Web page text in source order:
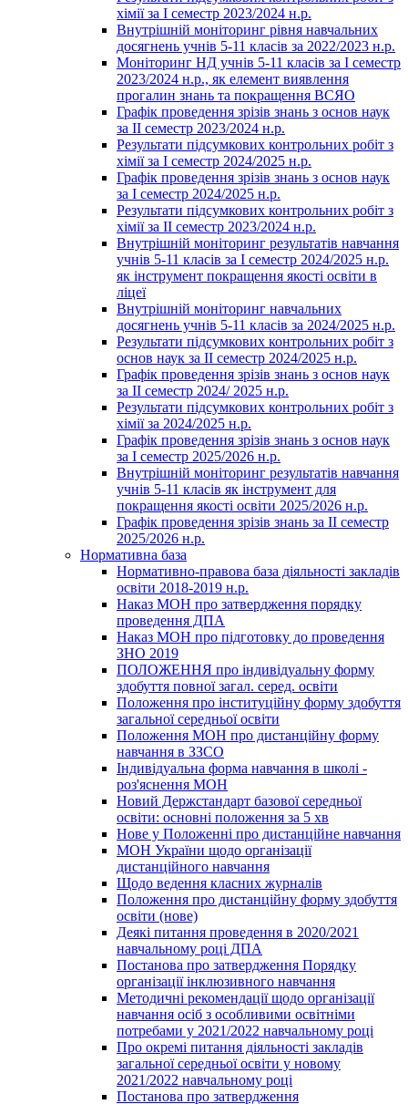
хімії за І семестр 2023/2024 н.р.
Внутрішній моніторинг рівня навчальних
досягнень учнів 5-11 класів за 2022/2023 н.р.
Моніторинг НД учнів 5-11 класів за І семестр
2023/2024 н.р., як елемент виявлення
прогалин знань та покращення ВСЯО
Графік проведення зрізів знань з основ наук
за ІІ семестр 2023/2024 н.р.
Результати підсумкових контрольних робіт з
хімії за І семестр 2024/2025 н.р.
Графік проведення зрізів знань з основ наук
за І семестр 2024/2025 н.р.
Результати підсумкових контрольних робіт з
хімії за ІІ семестр 2023/2024 н.р.
Внутрішній моніторинг результатів навчання
учнів 5-11 класів за І семестр 2024/2025 н.р.
як інструмент покращення якості освіти в
ліцеї
Внутрішній моніторинг навчальних
досягнень учнів 5-11 класів за 2024/2025 н.р.
Результати підсумкових контрольних робіт з
основ наук за ІІ семестр 2024/2025 н.р.
Графік проведення зрізів знань з основ наук
за ІІ семестр 2024/ 2025 н.р.
Результати підсумкових контрольних робіт з
хімії за 2024/2025 н.р.
Графік проведення зрізів знань з основ наук
за І семестр 2025/2026 н.р.
Внутрішній моніторинг результатів навчання
учнів 5-11 класів як інструмент для
покращення якості освіти 2025/2026 н.р.
Графік проведення зрізів знань за ІІ семестр
2025/2026 н.р.
Нормативна база
Нормативно-правова база діяльності закладів
освіти 2018-2019 н.р.
Наказ МОН про затвердження порядку
проведення ДПА
Наказ МОН про підготовку до проведення
ЗНО 2019
ПОЛОЖЕННЯ про індивідуальну форму
здобуття повної загал. серед. освіти
Положення про інституційну форму здобуття
загальної середньої освіти
Положення МОН про дистанційну форму
навчання в ЗЗСО
Індивідуальна форма навчання в школі -
роз'яснення МОН
Новий Держстандарт базової середньої
освіти: основні положення за 5 хв
Нове у Положенні про дистанційне навчання
МОН України щодо організації
дистанційного навчання
Щодо ведення класних журналів
Положення про дистанційну форму здобуття
освіти (нове)
Деякі питання проведення в 2020/2021
навчальному році ДПА
Постанова про затвердження Порядку
організації інклюзивного навчання
Методичні рекомендації щодо організації
навчання осіб з особливими освітніми
потребами у 2021/2022 навчальному році
Про окремі питання діяльності закладів
загальної середньої освіти у новому
2021/2022 навчальному році
Постанова про затвердження